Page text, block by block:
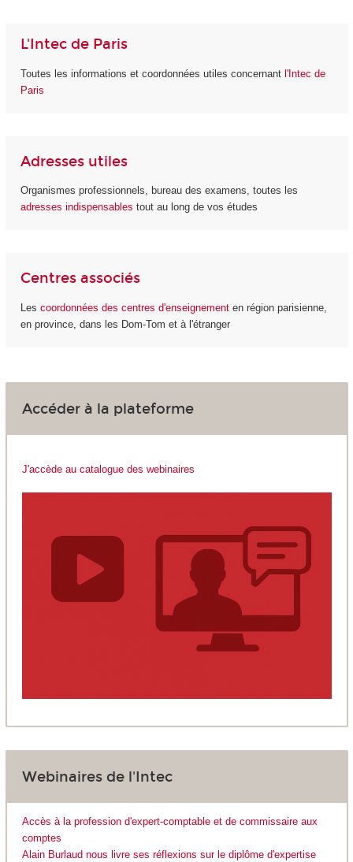
L'Intec de Paris
Toutes les informations et coordonnées utiles concernant l'Intec de
Paris
Adresses utiles
Organismes professionnels, bureau des examens, toutes les
adresses indispensables tout au long de vos études
Centres associés
Les coordonnées des centres d'enseignement en région parisienne,
en province, dans les Dom-Tom et à l'étranger
Accéder à la plateforme
J'accède au catalogue des webinaires
Webinaires de l'Intec
Accès à la profession d'expert-comptable et de commissaire aux
comptes
Alain Burlaud nous livre ses réflexions sur le diplôme d'expertise